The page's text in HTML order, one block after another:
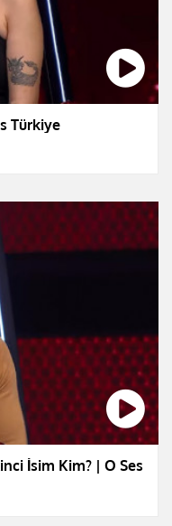
Türkiye
İsim Kim? | O Ses